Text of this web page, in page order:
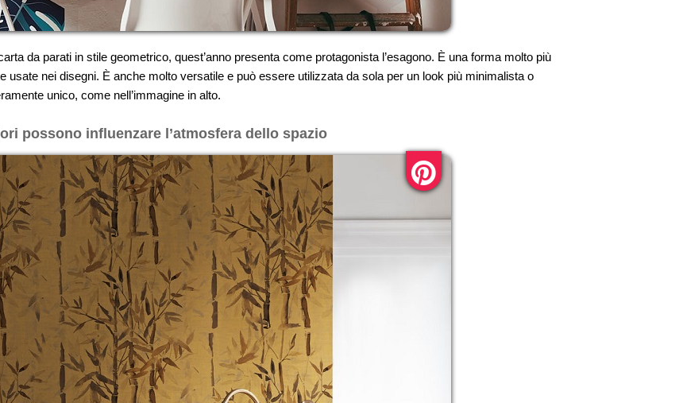
da parati in stile geometrico, quest’anno presenta come protagonista l’esagono. È una forma molto più
nei disegni. È anche molto versatile e può essere utilizzata da sola per un look più minimalista o
unico, come nell’immagine in alto.
possono influenzare l’atmosfera dello spazio